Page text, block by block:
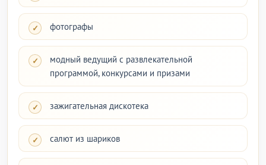
фотографы
модный ведущий с развлекательной
программой, конкурсами и призами
зажигательная дискотека
салют из шариков